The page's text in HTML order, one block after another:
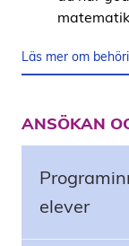
Läs mer om
ANSÖKAN
elever